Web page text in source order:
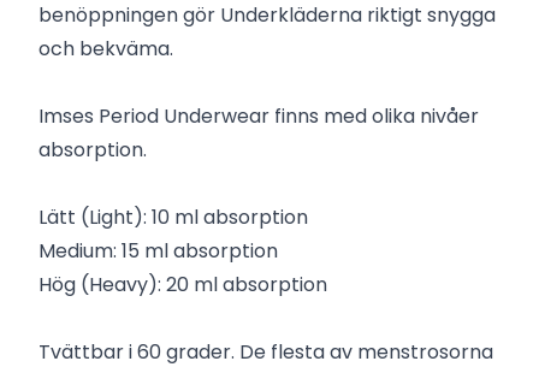
benöppningen gör Underkläderna riktigt snygga
och bekväma.
Imses Period Underwear finns med olika nivåer
absorption.
Lätt (Light): 10 ml absorption
Medium: 15 ml absorption
Hög (Heavy): 20 ml absorption
Tvättbar i 60 grader. De flesta av menstrosorna